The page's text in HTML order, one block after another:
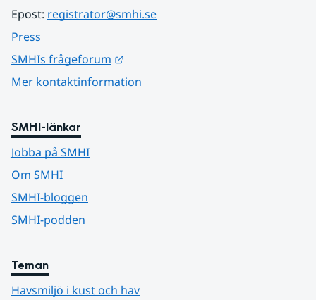
Epost: registrator@smhi.se
Press
SMHIs frågeforum
Mer kontaktinformation
SMHI-länkar
Jobba på SMHI
Om SMHI
SMHI-bloggen
SMHI-podden
Teman
Havsmiljö i kust och hav